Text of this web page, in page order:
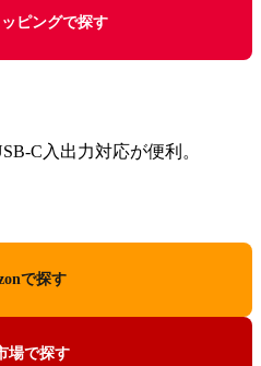
ピングで探す
C入出力対応が便利。
で探す
場で探す